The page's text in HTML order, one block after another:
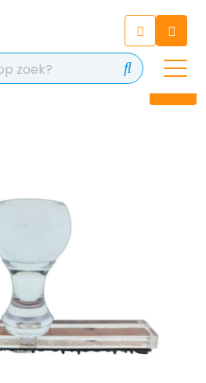
7 met onze chatbot